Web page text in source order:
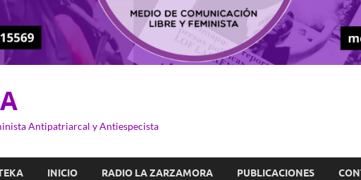
Antipatriarcal y Antiespecista
INICIO RADIO LA ZARZAMORA PUBLICACIONES